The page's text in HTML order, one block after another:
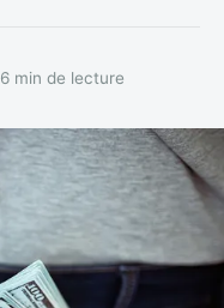
6 min de lecture